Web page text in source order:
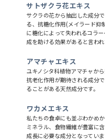
サトザクラ花エキス
サクラの花から抽出した成分
る、抗糖化作用(メイラード抑
に糖化によって失われるコラ
成を助ける効果があると言われ
アマチャエキス
ユキノシタ科植物アマチャか
抗老化作用が期待される成分
ることがある天然成分です。
ワカメエキス
私たちの食卓にも並ぶわかめ
ミネラル、食物繊維が豊富に
成長に必要な成分となっていま